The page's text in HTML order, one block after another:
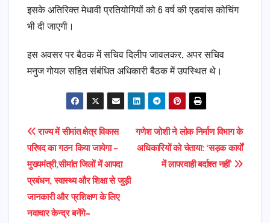
इसके अतिरिक्त मेधावी प्रतियोगियों को 6 वर्ष की एडवांस कोचिंग
भी दी जाएगी।
इस अवसर पर बैठक में सचिव दिलीप जावलकर, अपर सचिव
मनुज गोयल सहित संबंधित अधिकारी बैठक में उपस्थित थे।
Post
navigation
गणेश जोशी ने लोक निर्माण विभाग के
अधिकारियों को चेताया: ‘सड़क कार्यों
में लापरवाही बर्दाश्त नहीं’
राज्य में सीमांत क्षेत्र विकास
परिषद का गठन किया जायेगा –
मुख्यमंत्री,सीमांत जिलों में आपदा
प्रबंधन, स्वास्थ्य और शिक्षा से जुड़ी
जानकारी और प्रशिक्षण के लिए
नवाचार केन्द्र बनेंगे-